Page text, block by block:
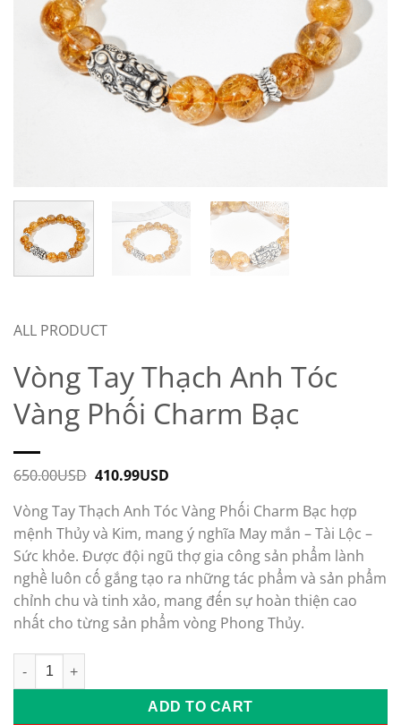
ALL PRODUCT
Vòng Tay Thạch Anh Tóc
Vàng Phối Charm Bạc
650.00USD Original
was:
650.00USD.
410.99USD
is:
410.99USD.
Vòng Tay Thạch Anh Tóc Vàng Phối Charm Bạc hợp
mệnh Thủy và Kim, mang ý nghĩa May mắn – Tài Lộc –
Sức khỏe. Được đội ngũ thợ gia công sản phẩm lành
nghề luôn cố gắng tạo ra những tác phẩm và sản phẩm
chỉnh chu và tinh xảo, mang đến sự hoàn thiện cao
nhất cho từng sản phẩm vòng Phong Thủy.
Vòng Tay Thạch Anh Tóc Vàng Phối Charm Bạc quantity
ADD TO CART